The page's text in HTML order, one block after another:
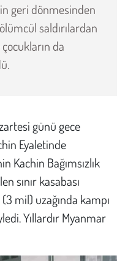
geri dönmesinden
saldırılardan
da
günü gece
Eyaletinde
Kachin Bağımsızlık
sınır kasabası
mil) uzağında kampı
Yıllardır Myanmar